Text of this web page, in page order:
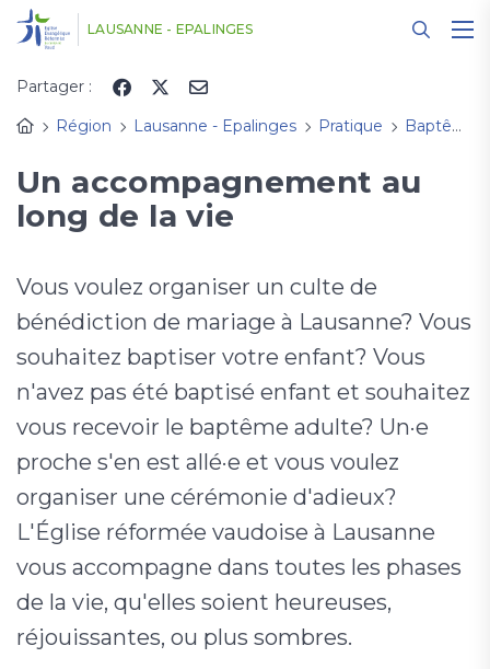
LAUSANNE - EPALINGES
Partager :
Région
Lausanne - Epalinges Pratique Baptême, mariage, enterrement
Un accompagnement au
long de la vie
Vous voulez organiser un culte de
bénédiction de mariage à Lausanne? Vous
souhaitez baptiser votre enfant? Vous
n'avez pas été baptisé enfant et souhaitez
vous recevoir le baptême adulte? Un·e
proche s'en est allé·e et vous voulez
organiser une cérémonie d'adieux?
L'Église réformée vaudoise à Lausanne
vous accompagne dans toutes les phases
de la vie, qu'elles soient heureuses,
réjouissantes, ou plus sombres.
Panneau de gestion des cookies